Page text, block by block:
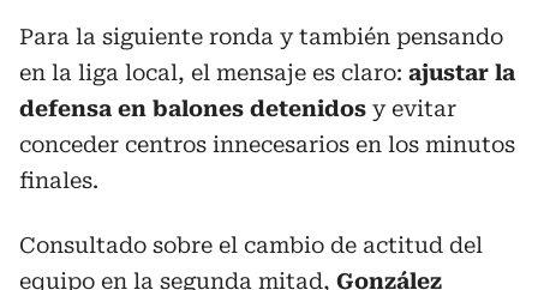
Para la siguiente ronda y también pensando
en la liga local, el mensaje es claro: ajustar la
defensa en balones detenidos y evitar
conceder centros innecesarios en los minutos
finales.
Consultado sobre el cambio de actitud del
equipo en la segunda mitad, González